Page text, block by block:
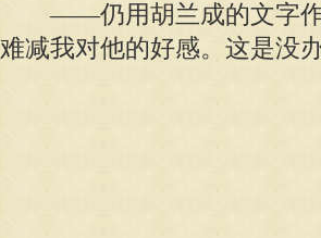
——仍用胡兰成的文字作
难减我对他的好感。这是没